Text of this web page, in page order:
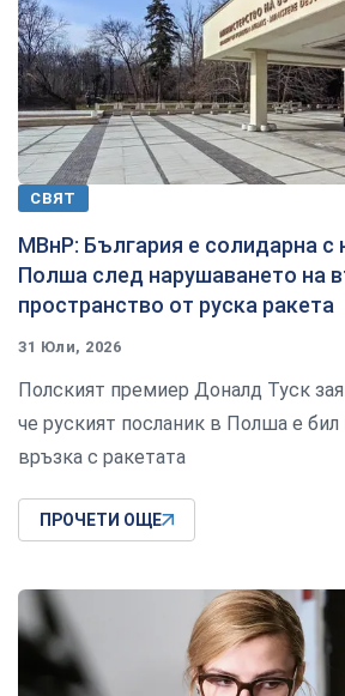
СВЯТ
МВнР: България е солидарна
Полша след нарушаването на
пространство от руска ракета
31 Юли, 2026
Полският премиер Доналд Туск
че руският посланик в Полша е
връзка с ракетата
ПРОЧЕТИ ОЩЕ